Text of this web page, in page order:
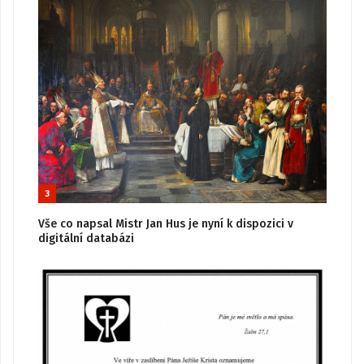
3
Vše co napsal Mistr Jan Hus je nyní k dispozici v
digitální databázi